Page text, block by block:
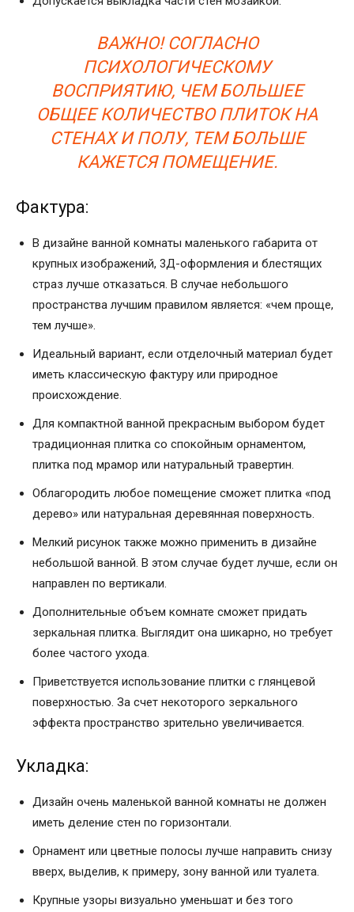
ВАЖНО! СОГЛАСНО
ПСИХОЛОГИЧЕСКОМУ
ВОСПРИЯТИЮ, ЧЕМ БОЛЬШЕЕ
ОБЩЕЕ КОЛИЧЕСТВО ПЛИТОК НА
СТЕНАХ И ПОЛУ, ТЕМ БОЛЬШЕ
КАЖЕТСЯ ПОМЕЩЕНИЕ.
Фактура:
В дизайне ванной комнаты маленького габарита от
крупных изображений, 3Д-оформления и блестящих
страз лучше отказаться. В случае небольшого
пространства лучшим правилом является: «чем проще,
тем лучше».
Идеальный вариант, если отделочный материал будет
иметь классическую фактуру или природное
происхождение.
Для компактной ванной прекрасным выбором будет
традиционная плитка со спокойным орнаментом,
плитка под мрамор или натуральный травертин.
Облагородить любое помещение сможет плитка «под
дерево» или натуральная деревянная поверхность.
Мелкий рисунок также можно применить в дизайне
небольшой ванной. В этом случае будет лучше, если он
направлен по вертикали.
Дополнительные объем комнате сможет придать
зеркальная плитка. Выглядит она шикарно, но требует
более частого ухода.
Приветствуется использование плитки с глянцевой
поверхностью. За счет некоторого зеркального
эффекта пространство зрительно увеличивается.
Укладка:
Дизайн очень маленькой ванной комнаты не должен
иметь деление стен по горизонтали.
Орнамент или цветные полосы лучше направить снизу
вверх, выделив, к примеру, зону ванной или туалета.
Крупные узоры визуально уменьшат и без того